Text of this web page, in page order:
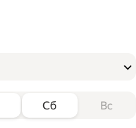
Сб Вс